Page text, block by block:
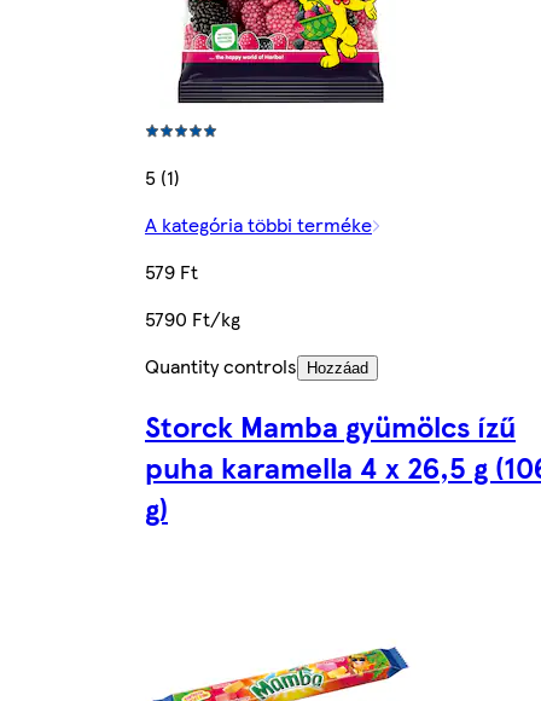
5 (1)
A kategória többi terméke
579 Ft
5790 Ft/kg
Quantity controls
Hozzáad
Storck Mamba gyümölcs ízű
puha karamella 4 x 26,5 g
g)